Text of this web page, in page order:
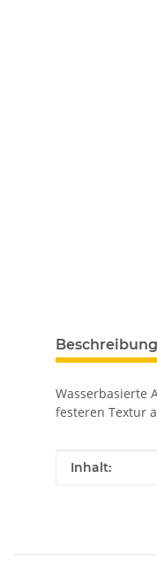
Beschreibung
Wasserbasierte
festeren Textur
Wert
Inhalt: